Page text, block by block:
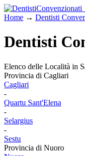
Home → Dentisti
Dentisti
Elenco delle Località in
Provincia di Cagliari
Cagliari
-
Quartu Sant'Elena
-
Selargius
-
Sestu
Provincia di Nuoro